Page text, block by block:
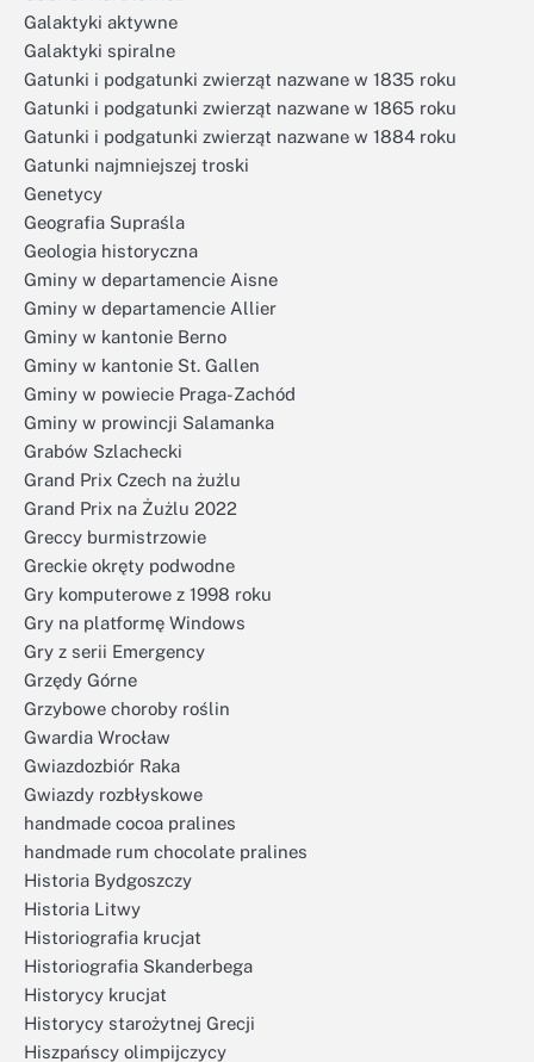
Galaktyki aktywne
Galaktyki spiralne
Gatunki i podgatunki zwierząt nazwane w 1835 roku
Gatunki i podgatunki zwierząt nazwane w 1865 roku
Gatunki i podgatunki zwierząt nazwane w 1884 roku
Gatunki najmniejszej troski
Genetycy
Geografia Supraśla
Geologia historyczna
Gminy w departamencie Aisne
Gminy w departamencie Allier
Gminy w kantonie Berno
Gminy w kantonie St. Gallen
Gminy w powiecie Praga-Zachód
Gminy w prowincji Salamanka
Grabów Szlachecki
Grand Prix Czech na żużlu
Grand Prix na Żużlu 2022
Greccy burmistrzowie
Greckie okręty podwodne
Gry komputerowe z 1998 roku
Gry na platformę Windows
Gry z serii Emergency
Grzędy Górne
Grzybowe choroby roślin
Gwardia Wrocław
Gwiazdozbiór Raka
Gwiazdy rozbłyskowe
handmade cocoa pralines
handmade rum chocolate pralines
Historia Bydgoszczy
Historia Litwy
Historiografia krucjat
Historiografia Skanderbega
Historycy krucjat
Historycy starożytnej Grecji
Hiszpańscy olimpijczycy